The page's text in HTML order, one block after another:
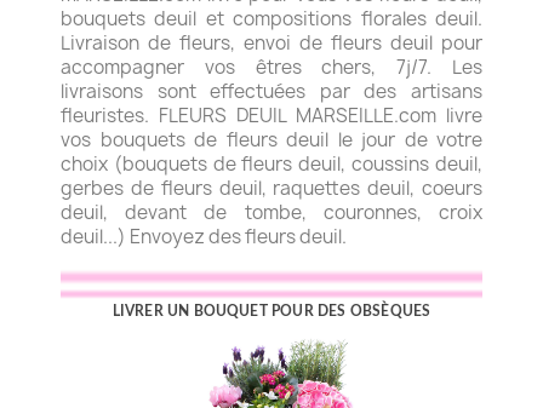
bouquets deuil et compositions florales deuil.
Livraison de fleurs, envoi de fleurs deuil pour
accompagner vos êtres chers, 7j/7. Les
livraisons sont effectuées par des artisans
fleuristes. FLEURS DEUIL MARSEILLE.com livre
vos bouquets de fleurs deuil le jour de votre
choix (bouquets de fleurs deuil, coussins deuil,
gerbes de fleurs deuil, raquettes deuil, coeurs
deuil, devant de tombe, couronnes, croix
deuil...) Envoyez des fleurs deuil.
LIVRER UN BOUQUET POUR DES OBSÈQUES